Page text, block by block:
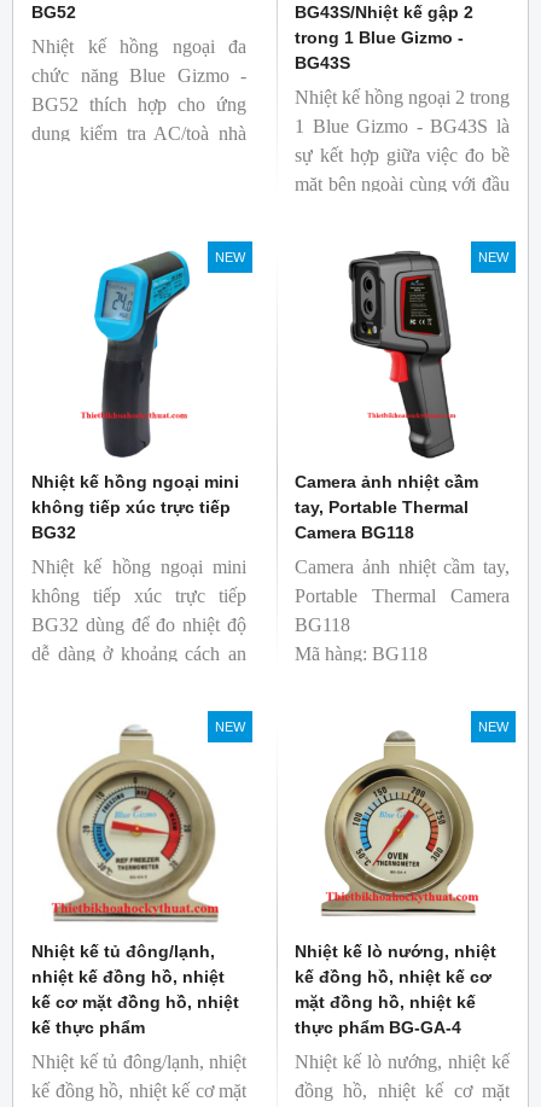
BG52
Nhiệt kế hồng ngoại đa
chức năng Blue Gizmo -
BG52 thích hợp cho ứng
dụng kiểm tra AC/toà nhà
BG43S/Nhiệt kế gập 2
trong 1 Blue Gizmo -
BG43S
Nhiệt kế hồng ngoại 2 trong
1 Blue Gizmo - BG43S là
sự kết hợp giữa việc đo bề
mặt bên ngoài cùng với đầu
Nhiệt kế thích hợp cho
ngành công nghiệp thực
NEW
Nhiệt kế hồng ngoại mini
không tiếp xúc trực tiếp
BG32
Nhiệt kế hồng ngoại mini
không tiếp xúc trực tiếp
BG32 dùng để đo nhiệt độ
dễ dàng ở khoảng cách an
độ phát xạ nhanh và cố
định giúp người mới bắt
đầu sử dụng dễ dàng.
NEW
Camera ảnh nhiệt cầm
tay, Portable Thermal
Camera BG118
Camera ảnh nhiệt cầm tay,
Portable Thermal Camera
BG118
Mã hàng: BG118
NEW
Nhiệt kế tủ đông/lạnh,
nhiệt kế đồng hồ, nhiệt
kế cơ mặt đồng hồ, nhiệt
kế thực phẩm
Nhiệt kế tủ đông/lạnh, nhiệt
kế đồng hồ, nhiệt kế cơ mặt
NEW
Nhiệt kế lò nướng, nhiệt
kế đồng hồ, nhiệt kế cơ
mặt đồng hồ, nhiệt kế
thực phẩm BG-GA-4
Nhiệt kế lò nướng, nhiệt kế
đồng hồ, nhiệt kế cơ mặt